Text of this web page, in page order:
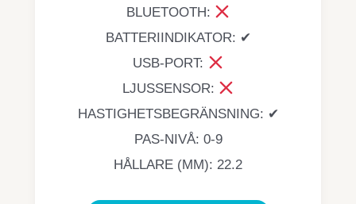
BLUETOOTH:
BATTERIINDIKATOR: ✔
USB-PORT:
LJUSSENSOR:
HASTIGHETSBEGRÄNSNING: ✔
PAS-NIVÅ: 0-9
HÅLLARE (MM): 22.2